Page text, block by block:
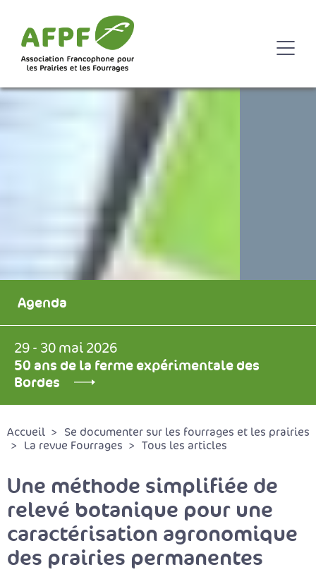
Agenda
29 - 30 mai 2026
50 ans de la ferme expérimentale des
Bordes
Accueil
Se documenter sur les fourrages et les prairies
La revue Fourrages
Tous les articles
Une méthode simplifiée de
relevé botanique pour une
caractérisation agronomique
des prairies permanentes